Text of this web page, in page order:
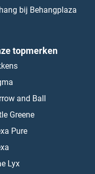
bij Behangplaza
topmerken
and Ball
Greene
Pure
Lyx